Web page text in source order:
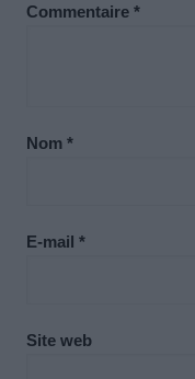
Commentaire *
Nom *
E-mail *
Site web